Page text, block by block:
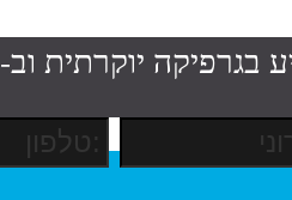
בגרפיקה יוקרתית וב-